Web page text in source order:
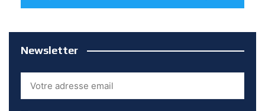
Newsletter